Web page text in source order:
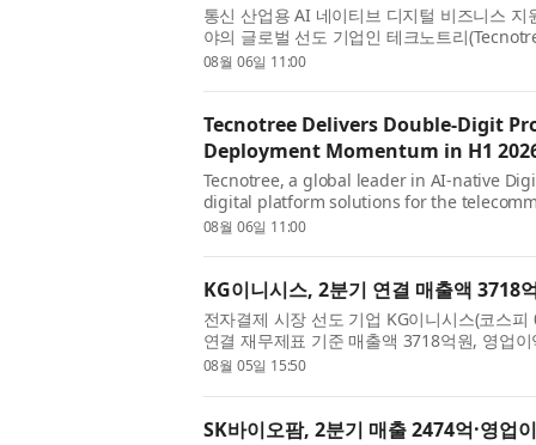
통신 산업용 AI 네이티브 디지털 비즈니스
야의 글로벌 선도 기업인 테크노트리
기 재무 실적을 발표했다. 테크노트리는 모
08월 06일 11:00
Tecnotree Delivers Double-Digit
Deployment Momentum in H1
Tecnotree, a global leader in AI-native
digital platform solutions for the
its financial results for the first half of
08월 06일 11:00
KG이니시스, 2분기 연결 매출액 3718
전자결제 시장 선도 기업 KG이니시스(코스
연결 재무제표 기준 매출액 3718억원, 영업
밝혔다. 전년동기대비 매출액은 15.0%, 영
08월 05일 15:50
SK바이오팜, 2분기 매출 2474억·영업